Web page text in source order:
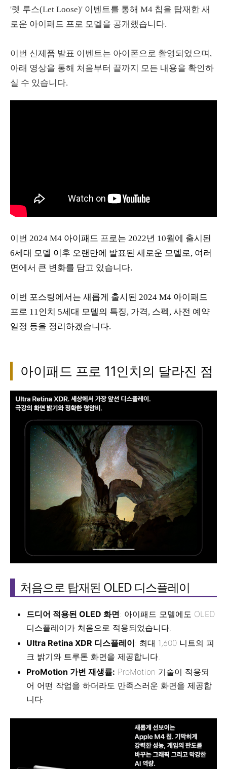
'렛 루스(Let Loose)' 이벤트를 통해 M4 칩을 탑재한 새
로운 아이패드 프로 모델을 공개했습니다.
이번 신제품 발표 이벤트는 아이폰으로 촬영되었으며,
아래 영상을 통해 처음부터 끝까지 모든 내용을 확인하
실 수 있습니다.
이번 2024 M4 아이패드 프로는 2022년 10월에 출시된
6세대 모델 이후 오랜만에 발표된 새로운 모델로, 여러
면에서 큰 변화를 담고 있습니다.
이번 포스팅에서는 새롭게 출시된 2024 M4 아이패드
프로 11인치 5세대 모델의 특징, 가격, 스펙, 사전 예약
일정 등을 정리하겠습니다.
아이패드 프로 11인치의 달라진 점
처음으로 탑재된 OLED 디스플레이
드디어 적용된 OLED 화면: 아이패드 모델에도 OLED
디스플레이가 처음으로 적용되었습니다.
Ultra Retina XDR 디스플레이: 최대 1,600 니트의 피
크 밝기와 트루톤 화면을 제공합니다.
ProMotion 가변 재생률: ProMotion 기술이 적용되
어 어떤 작업을 하더라도 만족스러운 화면을 제공합
니다.